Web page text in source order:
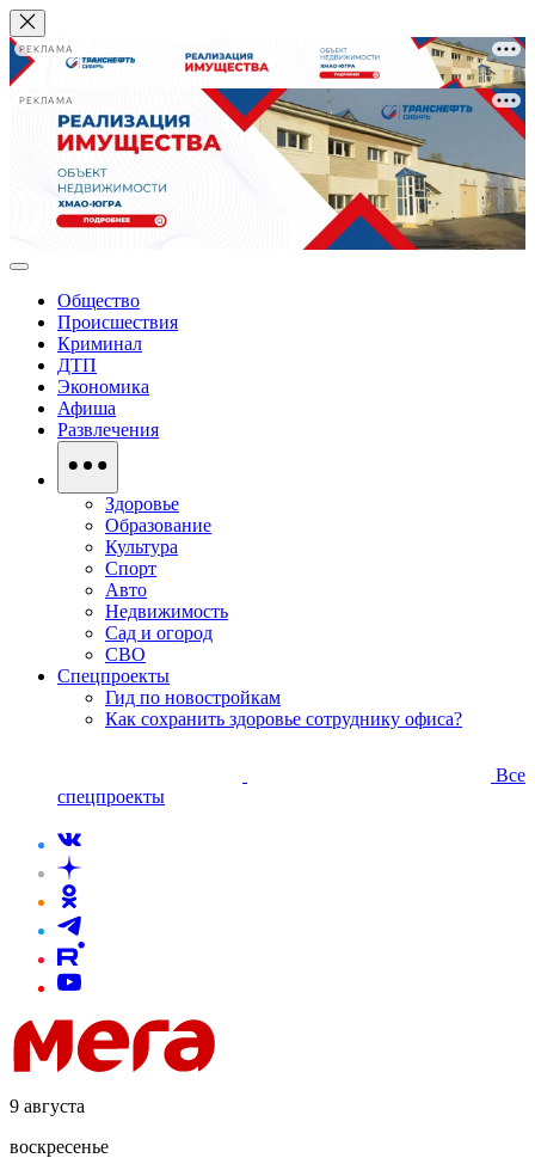
РЕКЛАМА
РЕКЛАМА
Общество
Происшествия
Криминал
ДТП
Экономика
Афиша
Развлечения
Здоровье
Образование
Культура
Спорт
Авто
Недвижимость
Сад и огород
СВО
Спецпроекты
Гид по новостройкам
Как сохранить здоровье сотруднику офиса?
Все
спецпроекты
9 августа
воскресенье